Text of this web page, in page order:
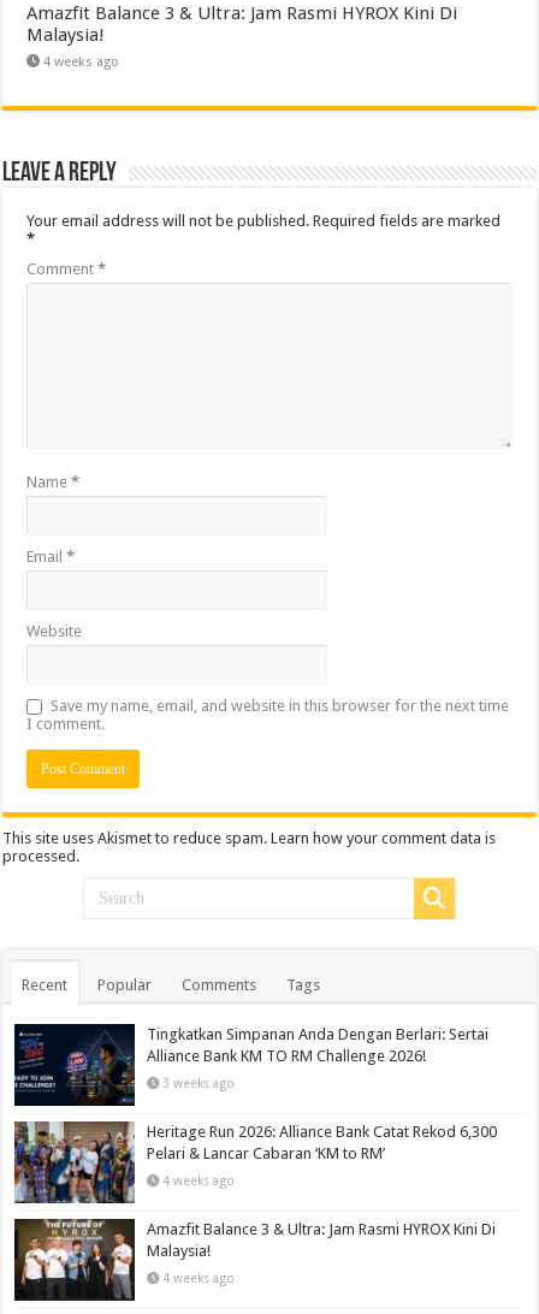
Amazfit Balance 3 & Ultra: Jam Rasmi HYROX Kini Di
Malaysia!
4 weeks ago
Leave a Reply
Your email address will not be published. Required fields are marked
*
Comment*
Name*
Email*
Website
Save my name, email, and website in this browser for the next time
I comment.
This site uses Akismet to reduce spam.Learn how your comment data is
processed.
Recent Popular Comments Tags
Tingkatkan Simpanan Anda Dengan Berlari: Sertai
Alliance Bank KM TO RM Challenge 2026!
3 weeks ago
Heritage Run 2026: Alliance Bank Catat Rekod 6,300
Pelari & Lancar Cabaran ‘KM to RM’
4 weeks ago
Amazfit Balance 3 & Ultra: Jam Rasmi HYROX Kini Di
Malaysia!
4 weeks ago